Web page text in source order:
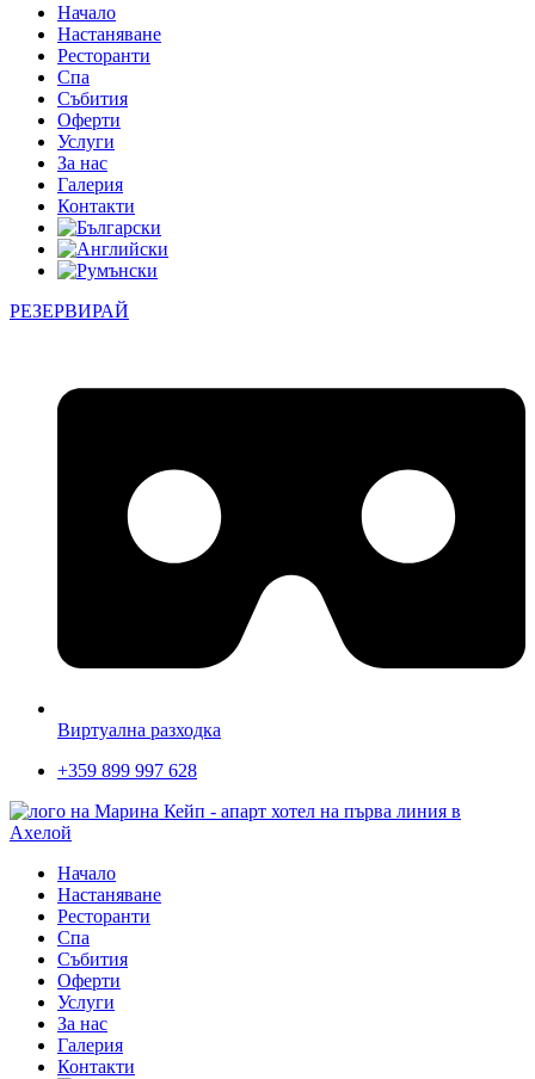
Начало
Настаняване
Ресторанти
Спа
Събития
Оферти
Услуги
За нас
Галерия
Контакти
РЕЗЕРВИРАЙ
Виртуална разходка
+359 899 997 628
Начало
Настаняване
Ресторанти
Спа
Събития
Оферти
Услуги
За нас
Галерия
Контакти